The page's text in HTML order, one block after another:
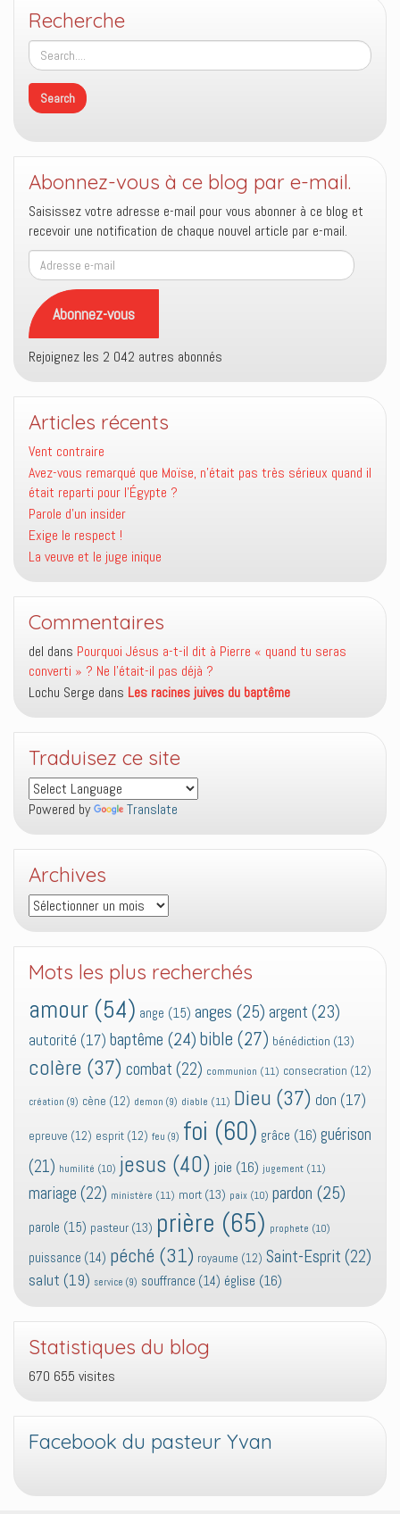
Recherche
Abonnez-vous à ce blog par e-mail.
Saisissez votre adresse e-mail pour vous abonner à ce blog et
recevoir une notification de chaque nouvel article par e-mail.
Adresse
e-
mail
Abonnez-vous
Rejoignez les 2 042 autres abonnés
Articles récents
Vent contraire
Avez-vous remarqué que Moïse, n’était pas très sérieux quand il
était reparti pour l’Égypte ?
Parole d’un insider
Exige le respect !
La veuve et le juge inique
Commentaires
del dans Pourquoi Jésus a-t-il dit à Pierre « quand tu seras
converti » ? Ne l’était-il pas déjà ?
Lochu Serge dans Les racines juives du baptême
Traduisez ce site
Powered by Translate
Archives
Archives
Mots les plus recherchés
amour (54) ange (15) anges (25) argent (23)
autorité (17) baptême (24) bible (27) bénédiction (13)
colère (37) combat (22) communion (11) consecration (12)
création (9) cène (12) demon (9) diable (11) Dieu (37) don (17)
epreuve (12) esprit (12) feu (9) foi (60) grâce (16) guérison
(21) humilité (10) jesus (40) joie (16) jugement (11)
mariage (22) ministère (11) mort (13) paix (10) pardon (25)
parole (15) pasteur (13) prière (65) prophete (10)
puissance (14) péché (31) royaume (12) Saint-Esprit (22)
salut (19) service (9) souffrance (14) église (16)
Statistiques du blog
670 655 visites
Facebook du pasteur Yvan